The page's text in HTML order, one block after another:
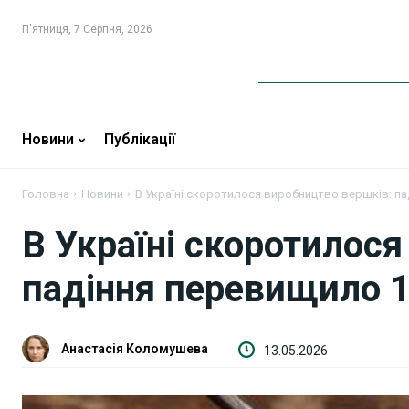
Фінанси
Валютний ринок
Криптовалюта
Робота і освіта
Фінанси
Валютний ринок
Криптовалюта
Робота і освіта
П'ятниця, 7 Серпня, 2026
Новини Публікації
Головна Новини В Україні скоротилося виробництво вершків:
В Україні
падіння перевищило
Анастасія Коломушева 13.05.2026